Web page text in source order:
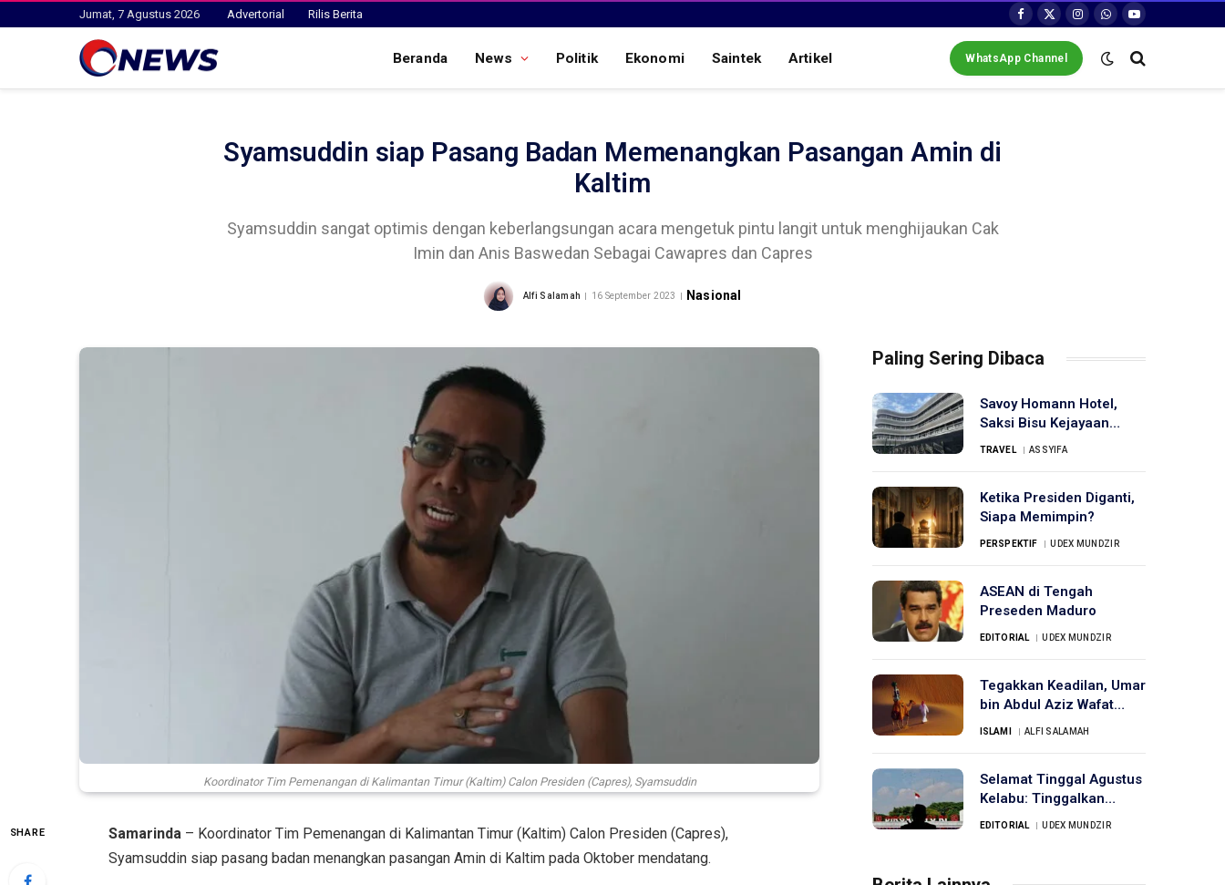
Jumat, 7 Agustus 2026 Advertorial Rilis Berita
Facebook
X
(Twitter)
Instagram
WhatsApp
YouTube
Beranda News Politik Ekonomi Saintek Artikel WhatsApp Channel
Syamsuddin siap Pasang Badan Memenangkan Pasangan Amin di
Kaltim
Syamsuddin sangat optimis dengan keberlangsungan acara mengetuk pintu langit untuk menghijaukan Cak
Imin dan Anis Baswedan Sebagai Cawapres dan Capres
Alfi Salamah 16 September 2023 Nasional
Koordinator Tim Pemenangan di Kalimantan Timur (Kaltim) Calon Presiden (Capres), Syamsuddin
SHARE Samarinda– Koordinator Tim Pemenangan di Kalimantan Timur (Kaltim) Calon Presiden (Capres),
Syamsuddin siap pasang badan menangkan pasangan Amin di Kaltim pada Oktober mendatang.
Paling Sering Dibaca
Savoy Homann Hotel,
Saksi Bisu Kejayaan
Bandung
TRAVEL ASSYIFA
Ketika Presiden Diganti,
Siapa Memimpin?
PERSPEKTIF UDEX MUNDZIR
ASEAN di Tengah
Preseden Maduro
EDITORIAL UDEX MUNDZIR
Tegakkan Keadilan, Umar
bin Abdul Aziz Wafat
Karena Diracun
ISLAMI ALFI SALAMAH
Selamat Tinggal Agustus
Kelabu: Tinggalkan
Joget-joget di Istana
EDITORIAL UDEX MUNDZIR